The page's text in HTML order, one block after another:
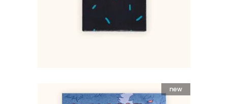
AÑADIR AL CARRITO
new